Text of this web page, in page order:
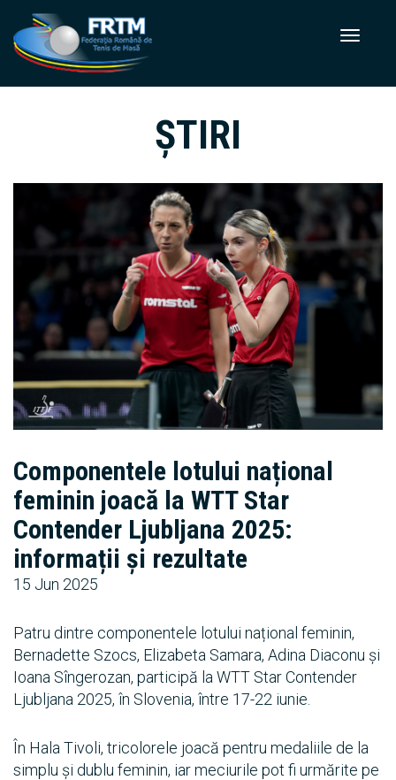
ȘTIRI
Componentele lotului național
feminin joacă la WTT Star
Contender Ljubljana 2025:
informații și rezultate
15 Jun 2025
Patru dintre componentele lotului național feminin,
Bernadette Szocs, Elizabeta Samara, Adina Diaconu și
Ioana Sîngerozan, participă la WTT Star Contender
Ljubljana 2025, în Slovenia, între 17-22 iunie.
În Hala Tivoli, tricolorele joacă pentru medaliile de la
simplu și dublu feminin, iar meciurile pot fi urmărite pe